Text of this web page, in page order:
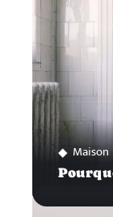
Maison